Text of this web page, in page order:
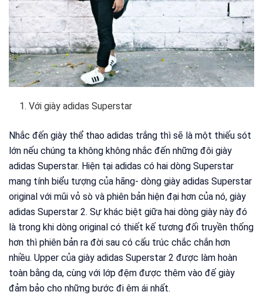
Với giày adidas Superstar
Nhắc đến giày thể thao adidas trắng thì sẽ là một thiếu sót
lớn nếu chúng ta không không nhắc đến những đôi giày
adidas Superstar. Hiện tại adidas có hai dòng Superstar
mang tính biểu tượng của hãng- dòng giày adidas Superstar
original với mũi vỏ sò và phiên bản hiện đại hơn của nó, giày
adidas Superstar 2. Sự khác biệt giữa hai dòng giày này đó
là trong khi dòng original có thiết kế tương đối truyền thống
hơn thì phiên bản ra đời sau có cấu trúc chắc chắn hơn
nhiều. Upper của giày adidas Superstar 2 được làm hoàn
toàn bằng da, cùng với lớp đệm được thêm vào đế giày
đảm bảo cho những bước đi êm ái nhất.